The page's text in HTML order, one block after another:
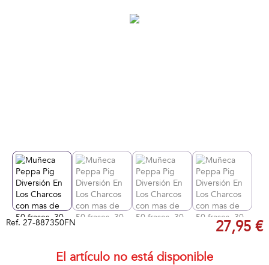
Ref. 27-887350FN 27,95 €
El artículo no está disponible